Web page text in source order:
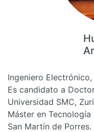
Ingeniero
Es candidato a
Universidad SMC,
Máster en
San Martín de